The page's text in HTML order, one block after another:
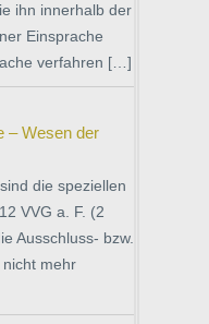
ihn innerhalb der
Einsprache
verfahren […]
– Wesen der
die speziellen
VVG a. F. (2
Ausschluss- bzw.
mehr